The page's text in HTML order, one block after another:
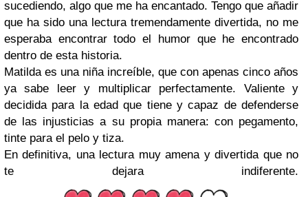
sucediendo, algo que me ha encantado. Tengo que añadir
que ha sido una lectura tremendamente divertida, no me
esperaba encontrar todo el humor que he encontrado
dentro de esta historia.
Matilda es una niña increíble, que con apenas cinco años
ya sabe leer y multiplicar perfectamente. Valiente y
decidida para la edad que tiene y capaz de defenderse
de las injusticias a su propia manera: con pegamento,
tinte para el pelo y tiza.
En definitiva, una lectura muy amena y divertida que no
te dejara indiferente.